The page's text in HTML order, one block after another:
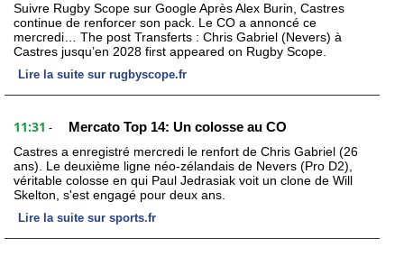
Suivre Rugby Scope sur Google Après Alex Burin, Castres
continue de renforcer son pack. Le CO a annoncé ce
mercredi… The post Transferts : Chris Gabriel (Nevers) à
Castres jusqu’en 2028 first appeared on Rugby Scope.
Lire la suite sur rugbyscope.fr
11:31 - Mercato Top 14: Un colosse au CO
Castres a enregistré mercredi le renfort de Chris Gabriel (26
ans). Le deuxième ligne néo-zélandais de Nevers (Pro D2),
véritable colosse en qui Paul Jedrasiak voit un clone de Will
Skelton, s'est engagé pour deux ans.
Lire la suite sur sports.fr